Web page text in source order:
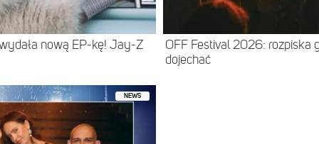
nową EP-kę! Jay-Z
OFF Festival 2026: rozpiska
dojechać
NEWS